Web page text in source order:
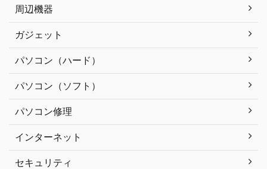
周辺機器
ガジェット
パソコン（ハード）
パソコン（ソフト）
パソコン修理
インターネット
セキュリティ